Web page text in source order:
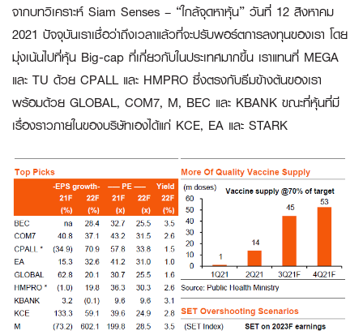
จากบทวิเคราะห์ Siam Senses – “ใกล้จุดหาหุ้น” วันที่ 12 สิงหาคม
2021 ปัจจุบันเราเชื่อว่าถึงเวลาแล้วที่จะปรับพอร์ตการลงทุนของเรา โดย
มุ่งเน้นไปที่หุ้น Big-cap ที่เกี่ยวกับในประเทศมากขึ้น เราแทนที่ MEGA
และ TU ด้วย CPALLและ HMPRO ซึ่งตรงกับธีมข้างต้นของเรา
พร้อมด้วย GLOBAL, COM7, M, BEC และ KBANK ขณะที่หุ้นที่มี
เรื่องราวภายในของบริษัทเองได้แก่ KCE, EA และ STARK